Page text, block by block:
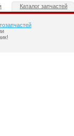
Каталог запчастей